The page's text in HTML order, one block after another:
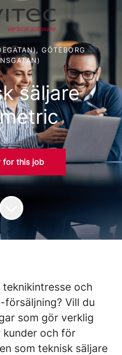
GÖTEBORG
säljare
for this job
och
försäljning? Vill du
som gör verklig
kunder och för
som teknisk säljare